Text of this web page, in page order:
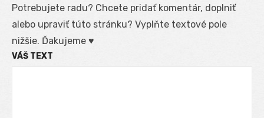
Potrebujete radu? Chcete pridať komentár, doplniť
alebo upraviť túto stránku? Vyplňte textové pole
nižšie. Ďakujeme ♥
VÁŠ TEXT